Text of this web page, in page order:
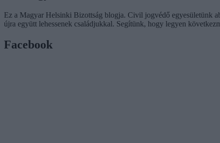
Ez a Magyar Helsinki Bizottság blogja. Civil jogvédő egyesületünk
újra együtt lehessenek családjukkal. Segítünk, hogy legyen
Facebook